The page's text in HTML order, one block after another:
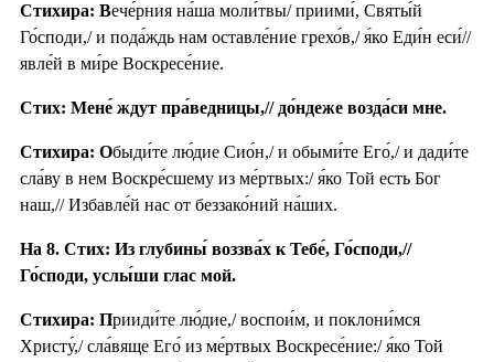
Стихира: Вече́рния на́ша моли́твы/ приими́, Святы́й
Го́споди,/ и пода́ждь нам оставле́ние грехо́в,/ я́ко Еди́н еси́//
явле́й в ми́ре Воскресе́ние.
Стих: Мене́ ждут пра́ведницы,// до́ндеже возда́си мне.
Стихира: Обыди́те лю́дие Сио́н,/ и обыми́те Его́,/ и дади́те
сла́ву в нем Воскре́сшему из ме́ртвых:/ я́ко Той есть Бог
наш,// Избавле́й нас от беззако́ний на́ших.
На 8. Стих: Из глубины́ воззва́х к Тебе́, Го́споди,//
Го́споди, услы́ши глас мой.
Стихира: Прииди́те лю́дие,/ воспои́м, и поклони́мся
Христу́,/ сла́вяще Его́ из ме́ртвых Воскресе́ние:/ я́ко Той